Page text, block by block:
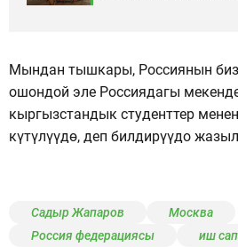
Мындан тышкары, Россиянын
ошондой эле Россиядагы
кыргызстандык студенттер
күтүлүүдө, деп билдирүүдо
Садыр Жапаров
Москва
Россия федерациясы
иш